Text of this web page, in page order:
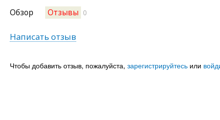
Обзор Отзывы 0
Написать отзыв
Чтобы добавить отзыв, пожалуйста, зарегистрируйтесь или